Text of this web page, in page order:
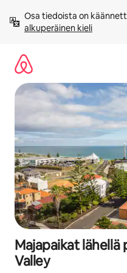
sisältö
väliin
Osa tiedoista on
alkuperäinen kieli
Majapaikat lähellä
Valley